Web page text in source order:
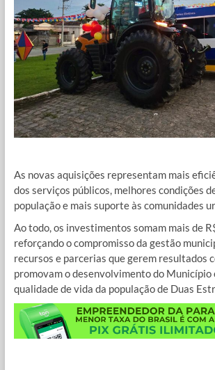
As novas aquisições representam mais
dos serviços públicos, melhores condições
população e mais suporte às comunidades
Ao todo, os investimentos somam mais de
reforçando o compromisso da gestão
recursos e parcerias que gerem resultados
promovam o desenvolvimento do Município
qualidade de vida da população de Duas